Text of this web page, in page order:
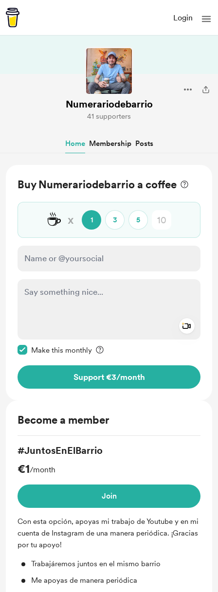
Login
Numerariodebarrio
41 supporters
Home Membership Posts
Buy Numerariodebarrio a coffee
☕ x 1 3 5
Make this monthly
Support €3/month
Become a member
#JuntosEnElBarrio
€1/month
Join
Con esta opción, apoyas mi trabajo de Youtube y en mi
cuenta de Instagram de una manera periódica. ¡Gracias
por tu apoyo!
Trabajáremos juntos en el mismo barrio
Me apoyas de manera periódica